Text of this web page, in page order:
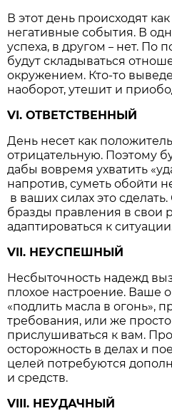
В этот день происходят
негативные события. В
успеха, в другом– нет. По
будут складываться
окружением. Кто-то
наоборот, утешит и
VI. ОТВЕТСТВЕННЫЙ
День несет как
отрицательную. Поэтому
дабы вовремя ухватить
напротив, суметь обойти
в ваших силах это
бразды правления в свои
адаптироваться к
VII. НЕУСПЕШНЫЙ
Несбыточность надежд
плохое настроение. Ваше
«подлить масла в огонь»,
требования, или же
прислушиваться к вам.
осторожность в делах и
целей потребуются
и средств.
VIII. НЕУДАЧНЫЙ